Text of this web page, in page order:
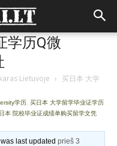
学历Q微
Lietuvoje › 买日本 大学
学历 买日本 大学留学毕业证学历
本 院校毕业证成绩单购买留学文凭
was last updatedprieš 3